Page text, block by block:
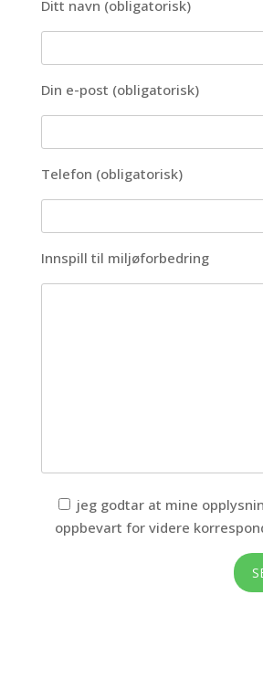
Ditt navn (obligatorisk)
Din e-post (obligatorisk)
Telefon (obligatorisk)
Innspill til miljøforbedring
jeg godtar at mine
oppbevart for videre